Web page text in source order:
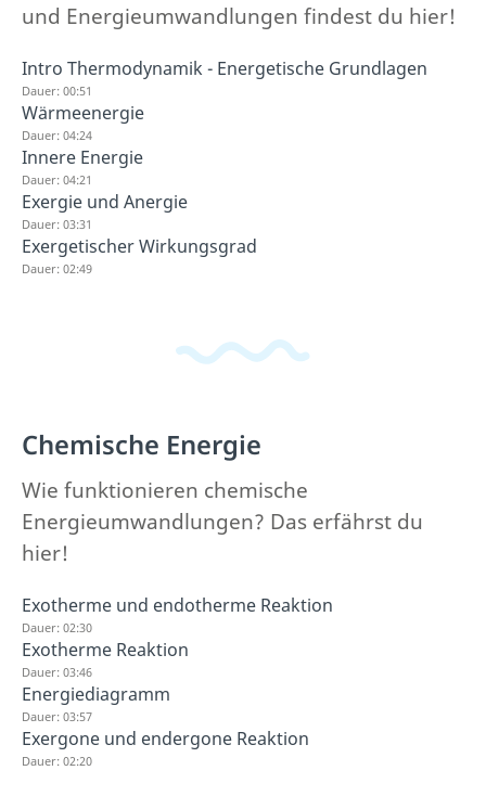
und Energieumwandlungen findest du hier!
Intro Thermodynamik - Energetische Grundlagen
Dauer: 00:51
Wärmeenergie
Dauer: 04:24
Innere Energie
Dauer: 04:21
Exergie und Anergie
Dauer: 03:31
Exergetischer Wirkungsgrad
Dauer: 02:49
Chemische Energie
Wie funktionieren chemische
Energieumwandlungen? Das erfährst du
hier!
Exotherme und endotherme Reaktion
Dauer: 02:30
Exotherme Reaktion
Dauer: 03:46
Energiediagramm
Dauer: 03:57
Exergone und endergone Reaktion
Dauer: 02:20